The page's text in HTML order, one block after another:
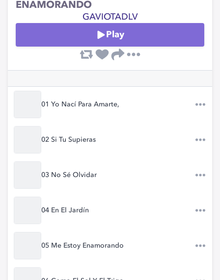
ENAMORANDO
GAVIOTADLV
Play
01 Yo Nací Para Amarte,
02 Si Tu Supieras
03 No Sé Olvidar
04 En El Jardín
05 Me Estoy Enamorando